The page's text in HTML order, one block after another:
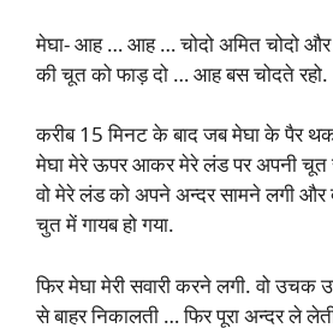
मेघा- आह … आह … चोदो अमित चोदो और
की चूत को फाड़ दो … आह बस चोदते रहो.
करीब 15 मिनट के बाद जब मेघा के पैर
मेघा मेरे ऊपर आकर मेरे लंड पर अपनी
वो मेरे लंड को अपने अन्दर सामने लगी
चुत में गायब हो गया.
फिर मेघा मेरी सवारी करने लगी. वो
से बाहर निकालती … फिर पूरा अन्दर ले